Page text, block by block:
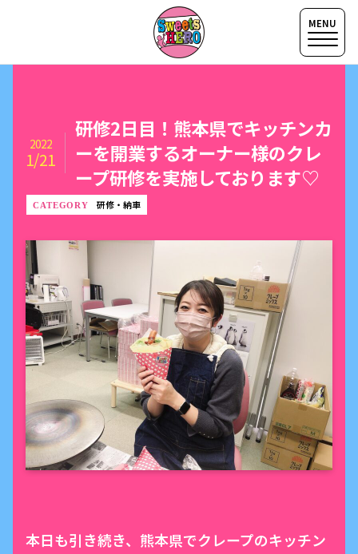
研修2日目！熊本県でキッチンカ
ーを開業するオーナー様のクレ
ープ研修を実施しております♡
2022
1/21
研修・納車
本日も引き続き、熊本県でクレープのキッチン